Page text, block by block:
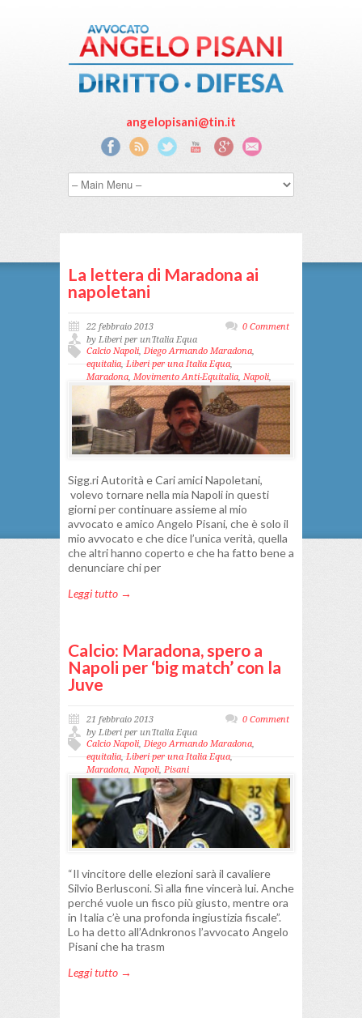
angelopisani@tin.it
La lettera di Maradona ai
napoletani
22 febbraio 2013
by Liberi per un'Italia Equa
Calcio Napoli, Diego Armando Maradona,
equitalia, Liberi per una Italia Equa,
Maradona, Movimento Anti-Equitalia, Napoli,
Pisani
0 Comment
Sigg.ri Autorità e Cari amici Napoletani,
volevo tornare nella mia Napoli in questi
giorni per continuare assieme al mio
avvocato e amico Angelo Pisani, che è solo il
mio avvocato e che dice l’unica verità, quella
che altri hanno coperto e che ha fatto bene a
denunciare chi per
Leggi tutto →
Calcio: Maradona, spero a
Napoli per ‘big match’ con la
Juve
21 febbraio 2013
by Liberi per un'Italia Equa
Calcio Napoli, Diego Armando Maradona,
equitalia, Liberi per una Italia Equa,
Maradona, Napoli, Pisani
0 Comment
“Il vincitore delle elezioni sarà il cavaliere
Silvio Berlusconi. Sì alla fine vincerà lui. Anche
perché vuole un fisco più giusto, mentre ora
in Italia c’è una profonda ingiustizia fiscale”.
Lo ha detto all’Adnkronos l’avvocato Angelo
Pisani che ha trasm
Leggi tutto →